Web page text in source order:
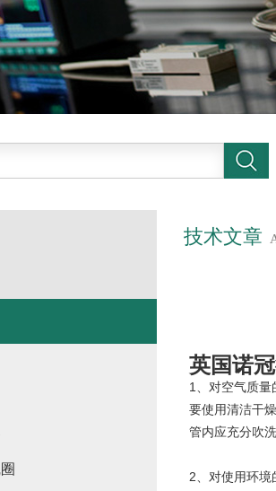
技术文章
英国诺
1、对空气质量
要使用清洁干
管内应充分吹
2、对使用环境